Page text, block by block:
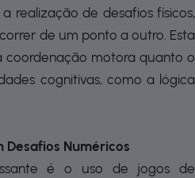
realização de desafios físicos,
de um ponto a outro. Esta
motora quanto o
cognitivas, como a lógica
Desafios Numéricos
é o uso de jogos de